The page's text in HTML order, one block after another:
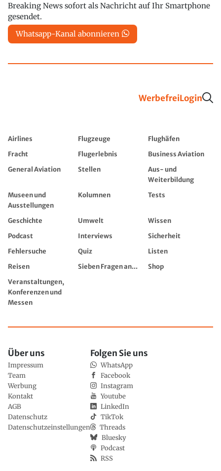
Breaking News sofort als Nachricht auf Ihr Smartphone
gesendet.
Whatsapp-Kanal abonnieren
WerbefreiLogin
Airlines Flugzeuge
Flughäfen
Fracht
Flugerlebnis
Business Aviation
General Aviation
Stellen
Aus- und
Weiterbildung
Museen und
Ausstellungen
Kolumnen Tests
Geschichte Umwelt
Wissen
Podcast
Interviews
Sicherheit
Fehlersuche
Quiz
Listen
Reisen
Sieben Fragen an...
Shop
Veranstaltungen,
Konferenzen und
Messen
Über uns
Impressum
Team
Werbung
Kontakt
AGB
Datenschutz
Datenschutzeinstellungen
Folgen Sie uns
WhatsApp
Facebook
Instagram
Youtube
LinkedIn
TikTok
Threads
Bluesky
Podcast
RSS